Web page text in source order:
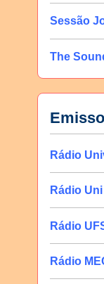
Sessão
The
Rádio
Rádio Uni
Rádio
Rádio